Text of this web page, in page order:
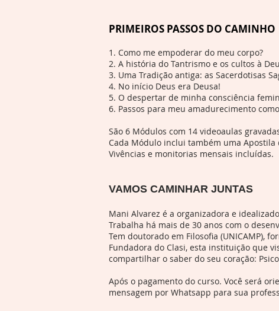
PRIMEIROS PASSOS DO CAMINHO
1. Como me empoderar do meu corpo?
2. A história do Tantrismo e os cultos à
3. Uma Tradição antiga: as Sacerdotisas
4. No início Deus era Deusa!
5. O despertar de minha consciência
6. Passos para meu amadurecimento
São 6 Módulos com 14 videoaulas
Cada Módulo inclui também uma
Vivências e monitorias mensais incluídas.
VAMOS CAMINHAR JUNTAS
Mani Alvarez é a organizadora e
Trabalha há mais de 30 anos com o
Tem doutorado em Filosofia (UNICAMP),
Fundadora do Clasi, esta instituição que
compartilhar o saber do seu coração:
Após o pagamento do curso. Você será
mensagem por Whatsapp para sua